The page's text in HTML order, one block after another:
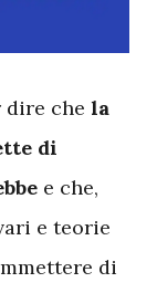
dire che la
di
e che,
e teorie
di